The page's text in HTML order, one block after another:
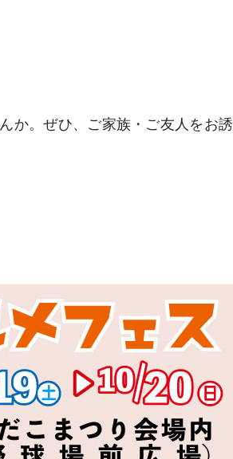
か。ぜひ、ご家族・ご友人をお